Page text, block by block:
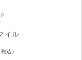
イル
税込）